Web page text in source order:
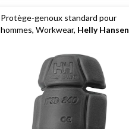
Protège-genoux standard pour
hommes, Workwear, Helly Hansen